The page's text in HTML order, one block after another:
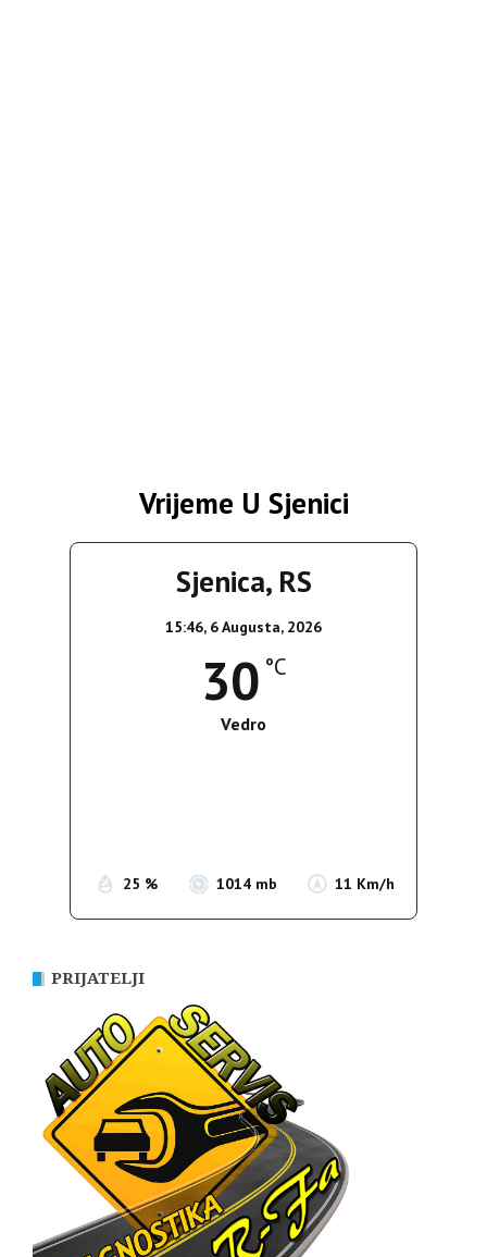
Vrijeme U Sjenici
Sjenica, RS
15:46, 6 Augusta, 2026
30 °C
Vedro
25 % 1014 mb 11 Km/h
PRIJATELJI